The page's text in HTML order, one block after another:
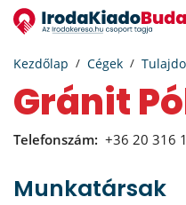
Kezdőlap Cégek
Gránit
Telefonszám: +36 20 316
Munkatársak